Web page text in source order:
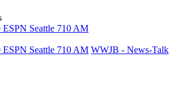
Seattle 710 AM
Seattle 710 AM WWJB - News-Talk